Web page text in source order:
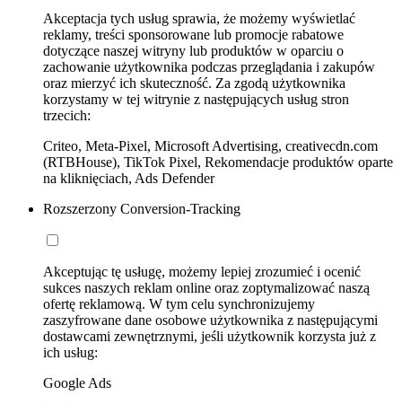
Akceptacja tych usług sprawia, że możemy wyświetlać
reklamy, treści sponsorowane lub promocje rabatowe
dotyczące naszej witryny lub produktów w oparciu o
zachowanie użytkownika podczas przeglądania i zakupów
oraz mierzyć ich skuteczność. Za zgodą użytkownika
korzystamy w tej witrynie z następujących usług stron
trzecich:
Criteo, Meta-Pixel, Microsoft Advertising, creativecdn.com
(RTBHouse), TikTok Pixel, Rekomendacje produktów oparte
na kliknięciach, Ads Defender
Rozszerzony Conversion-Tracking
Akceptując tę usługę, możemy lepiej zrozumieć i ocenić
sukces naszych reklam online oraz zoptymalizować naszą
ofertę reklamową. W tym celu synchronizujemy
zaszyfrowane dane osobowe użytkownika z następującymi
dostawcami zewnętrznymi, jeśli użytkownik korzysta już z
ich usług:
Google Ads